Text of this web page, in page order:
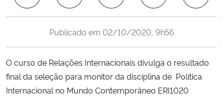
Ministério da Educação
Ministério da Cidadania
Ministério de Minas e Energia
Publicado em 02/10/2020, 9h56
O curso de Relações Internacionais divulga o resultado
final da seleção para monitor da disciplina de Política
Internacional no Mundo Contemporâneo ERI1020